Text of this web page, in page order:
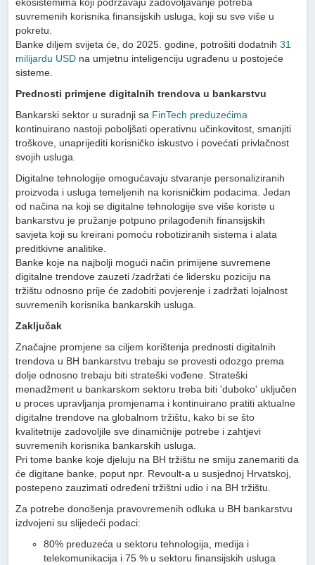
suvremenih korisnika finansijskih usluga, koji su sve više u
pokretu.
Banke diljem svijeta će, do 2025. godine, potrošiti dodatnih31
milijardu USD na umjetnu inteligenciju ugrađenu u postojeće
sisteme.
Prednosti primjene digitalnih trendova u bankarstvu
Bankarski sektor u suradnji sa FinTech preduzećima
kontinuirano nastoji poboljšati operativnu učinkovitost, smanjiti
troškove, unaprijediti korisničko iskustvo i povećati privlačnost
svojih usluga.
Digitalne tehnologije omogućavaju stvaranje personaliziranih
proizvoda i usluga temeljenih na korisničkim podacima. Jedan
od načina na koji se digitalne tehnologije sve više koriste u
bankarstvu je pružanje potpuno prilagođenih finansijskih
savjeta koji su kreirani pomoću robotiziranih sistema i alata
preditkivne analitike.
Banke koje na najbolji mogući način primijene suvremene
digitalne trendove zauzeti /zadržati će lidersku poziciju na
tržištu odnosno prije će zadobiti povjerenje i zadržati lojalnost
suvremenih korisnika bankarskih usluga.
Zaključak
Značajne promjene sa ciljem korištenja prednosti digitalnih
trendova u BH bankarstvu trebaju se provesti odozgo prema
dolje odnosno trebaju biti strateški vođene. Strateški
menadžment u bankarskom sektoru treba biti 'duboko' uključen
u proces upravljanja promjenama i kontinuirano pratiti aktualne
digitalne trendove na globalnom tržištu, kako bi se što
kvalitetnije zadovoljile sve dinamičnije potrebe i zahtjevi
suvremenih korisnika bankarskih usluga.
Pri tome banke koje djeluju na BH tržištu ne smiju zanemariti da
će digitane banke, poput npr. Revoult-a u susjednoj Hrvatskoj,
postepeno zauzimati određeni tržištni udio i na BH tržištu.
Za potrebe donošenja pravovremenih odluka u BH bankarstvu
izdvojeni su slijedeći podaci:
80% preduzeća u sektoru tehnologija, medija i
telekomunikacija i 75 % u sektoru finansijskih usluga